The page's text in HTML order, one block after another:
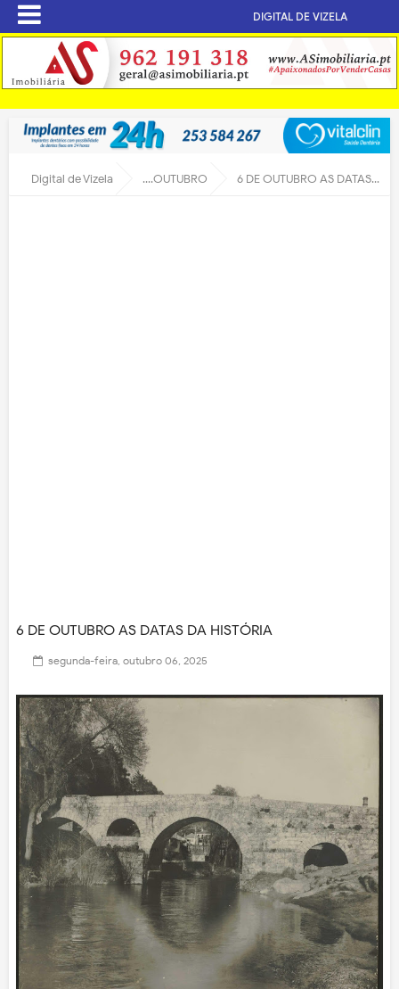
DIGITAL DE VIZELA
Digital de Vizela ....OUTUBRO 6 DE OUTUBRO AS DATAS DA HISTÓRIA
6 DE OUTUBRO AS DATAS DA HISTÓRIA
segunda-feira, outubro 06, 2025